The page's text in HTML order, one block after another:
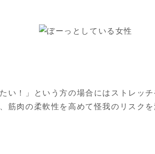
い！」という方の場合にはストレッ
筋肉の柔軟性を高めて怪我のリスクを